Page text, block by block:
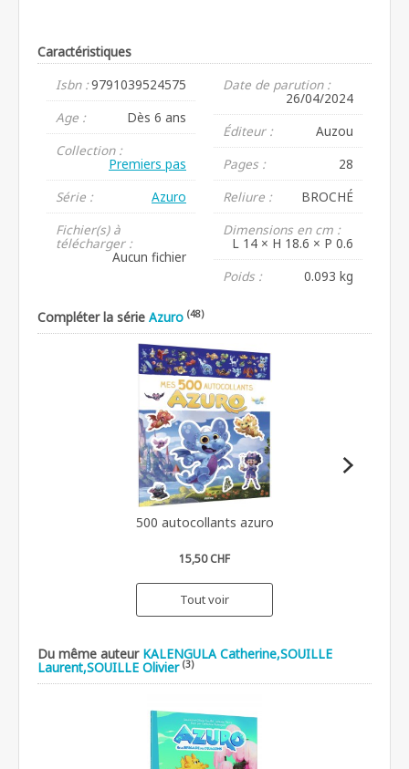
Caractéristiques
Isbn :9791039524575
Age :
Dès 6 ans
Collection :
Premiers pas
Série :
Azuro
Fichier(s) à
télécharger :
Aucun fichier
Date de parution :
26/04/2024
Éditeur :
Auzou
Pages :
28
Reliure :
BROCHÉ
Dimensions en cm :
L 14 × H 18.6 × P 0.6
Poids :
0.093 kg
Compléter la série Azuro (48)
500 autocollants azuro
15,50 CHF
Tout voir
Du même auteur KALENGULA Catherine,SOUILLE
Laurent,SOUILLE Olivier (3)